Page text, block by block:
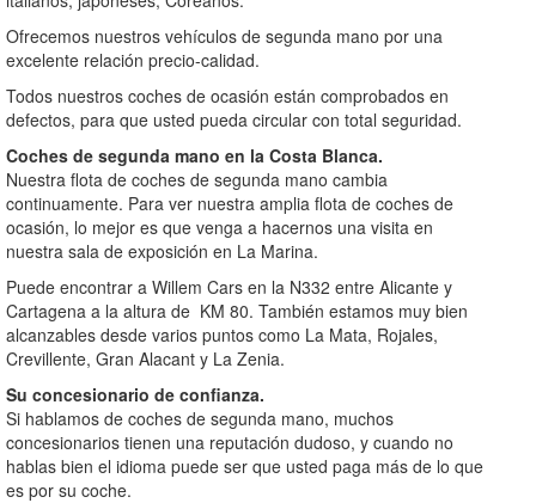
Ofrecemos nuestros vehículos de segunda mano por una
excelente relación precio-calidad.
Todos nuestros coches de ocasión están comprobados en
defectos, para que usted pueda circular con total seguridad.
Coches de segunda mano en la Costa Blanca.
Nuestra flota de coches de segunda mano cambia
continuamente. Para ver nuestra amplia flota de coches de
ocasión, lo mejor es que venga a hacernos una visita en
nuestra sala de exposición en La Marina.
Puede encontrar a Willem Cars en la N332 entre Alicante y
Cartagena a la altura de KM 80. También estamos muy bien
alcanzables desde varios puntos como La Mata, Rojales,
Crevillente, Gran Alacant y La Zenia.
Su concesionario de confianza.
Si hablamos de coches de segunda mano, muchos
concesionarios tienen una reputación dudoso, y cuando no
hablas bien el idioma puede ser que usted paga más de lo que
es por su coche.